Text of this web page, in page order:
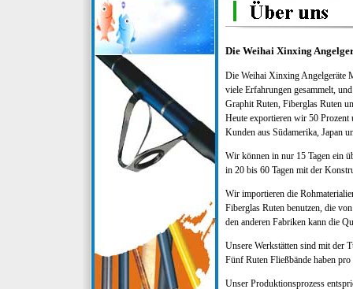
Die Weihai Xinxing
Die Weihai Xinxing Angelgeräte
viele Erfahrungen gesammelt,
Graphit Ruten, Fiberglas Ruten
Heute exportieren wir 50 Prozent
Kunden aus Südamerika, Japan
Wir können in nur 15 Tagen ein
in 20 bis 60 Tagen mit der
Wir importieren die
Fiberglas Ruten benutzen, die
den anderen Fabriken kann die
Unsere Werkstätten sind mit der
Fünf Ruten Fließbände haben
Unser Produktionsprozess